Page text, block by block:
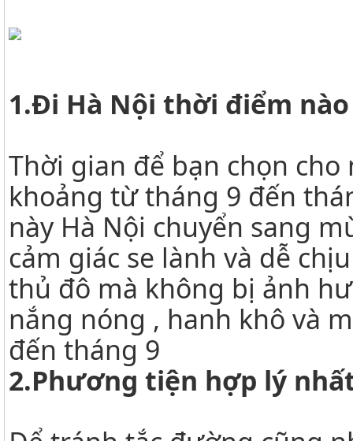
1.Đi Hà Nội thời điểm
Thời gian để bạn chọn
khoảng từ tháng 9 đến
này Hà Nội chuyển sang
cảm giác se lành và dễ
thủ đô mà không bị ảnh
nắng nóng , hanh khô và
đến tháng 9
2.Phương tiện hợp lý